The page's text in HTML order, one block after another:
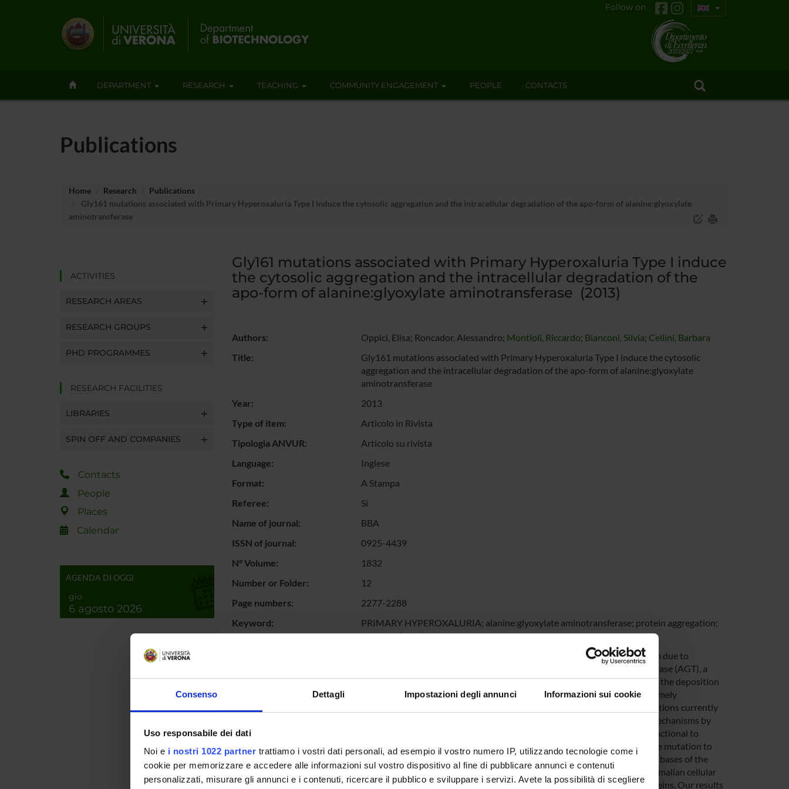
Consenso Dettagli Impostazioni degli annunci Informazioni sui cookie
Uso responsabile dei dati
Noi e i nostri 1022 partner trattiamo i vostri dati personali, ad esempio il vostro numero IP, utilizzando tecnologie come i
cookie per memorizzare e accedere alle informazioni sul vostro dispositivo al fine di pubblicare annunci e contenuti
personalizzati, misurare gli annunci e i contenuti, ricercare il pubblico e sviluppare i servizi. Avete la possibilità di scegliere
Follow on
DEPARTMENT RESEARCH TEACHING COMMUNITY ENGAGEMENT PEOPLE CONTACTS
Publications
Home Research
Publications
Gly161 mutations associated with Primary Hyperoxaluria Type I induce the cytosolic aggregation and the intracellular degradation of the apo-form of alanine:glyoxylate
aminotransferase
ACTIVITIES
RESEARCH AREAS
RESEARCH GROUPS
PHD PROGRAMMES
RESEARCH FACILITIES
LIBRARIES
SPIN OFF AND COMPANIES
Contacts
People
Places
Calendar
AGENDA DI OGGI
gio
6 agosto 2026
Gly161 mutations associated with Primary Hyperoxaluria Type I induce
the cytosolic aggregation and the intracellular degradation of the
apo-form of alanine:glyoxylate aminotransferase (2013)
Authors: Oppici, Elisa; Roncador, Alessandro; Montioli, Riccardo; Bianconi, Silvia; Cellini, Barbara
Title:
Gly161 mutations associated with Primary Hyperoxaluria Type I induce the cytosolic
aggregation and the intracellular degradation of the apo-form of alanine:glyoxylate
aminotransferase
Year:
2013
Type of item:
Articolo in Rivista
Tipologia ANVUR:
Articolo su rivista
Language:
Inglese
Format:
A Stampa
Referee:
Sì
Name of journal:
BBA
ISSN of journal:
0925-4439
N° Volume:
1832
Number or Folder:
12
Page numbers:
2277-2288
Keyword:
PRIMARY HYPEROXALURIA; alanine:glyoxylate aminotransferase; protein aggregation;
pathogenic variants
Primary Hyperoxaluria Type I (PH1) is a severe rare disorder of metabolism due to
inherited mutations on liver peroxisomal alanine:glyoxylate aminotransferase (AGT), a
pyridoxal 5'-phosphate (PLP)-dependent enzyme whose deficiency causes the deposition
of calcium oxalate crystals in the kidneys and urinary tract. PH1 is an extremely
heterogeneous disease and there are more than 150 disease-causing mutations currently
known, most of which are missense mutations. Moreover, the molecular mechanisms by
which missense mutations lead to AGT deficiency span from structural, functional to
subcellular localization defects. Gly161 is a highly conserved residue whose mutation to
Arg, Cys or Ser is associated with PH1. Here we investigated the molecular bases of the
AGT deficit caused by Gly161 mutations with expression studies in a mammalian cellular
system paired with biochemical analyses on the purified recombinant proteins. Our results